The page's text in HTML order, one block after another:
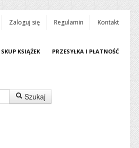
Zaloguj się Regulamin Kontakt
SKUP KSIĄŻEK PRZESYŁKA I PŁATNOŚĆ
Szukaj